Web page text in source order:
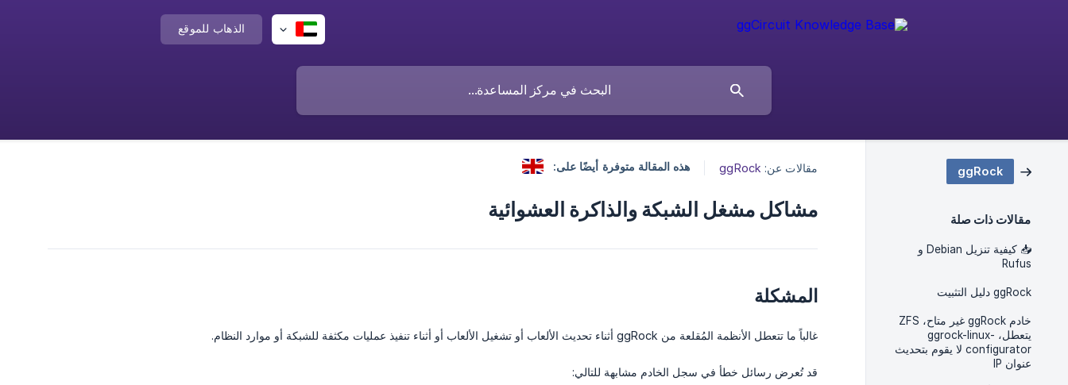
الذهاب للموقع
ggRock
مقالات ذات صلة
📥 كيفية تنزيل Debian و
Rufus
ggRock دليل التثبيت
خادم ggRock غير متاح، ZFS
يتعطل، ggrock-linux-
configurator لا يقوم بتحديث
عنوان IP
مقالات عن: ggRock هذه المقالة متوفرة أيضًا على:
مشاكل مشغل الشبكة والذاكرة العشوائية
المشكلة
غالباً ما تتعطل الأنظمة المُقلعة من ggRock أثناء تحديث الألعاب أو تشغيل الألعاب أو أثناء تنفيذ عمليات مكثفة للشبكة أو موارد النظام.
قد تُعرض رسائل خطأ في سجل الخادم مشابهة للتالي: